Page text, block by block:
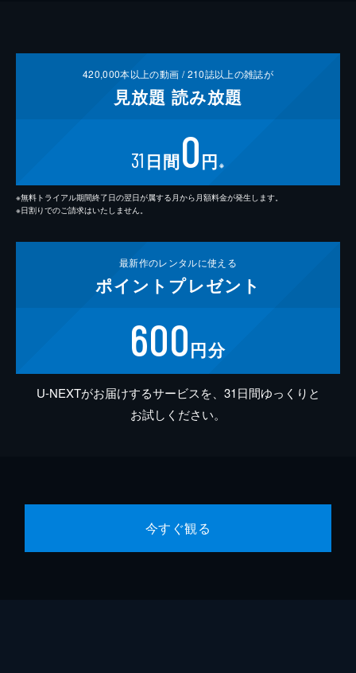
420,000本以上の動画 /210誌以上の雑誌が
見放題 読み放題
31 日間0円 ※
※無料トライアル期間終了日の翌日が属する月から月額料金が発生します。
※日割りでのご請求はいたしません。
最新作のレンタルに使える
ポイント プレゼント
600円分
U-NEXTがお届けするサービスを、31日間ゆっくりと
お試しください。
今すぐ観る